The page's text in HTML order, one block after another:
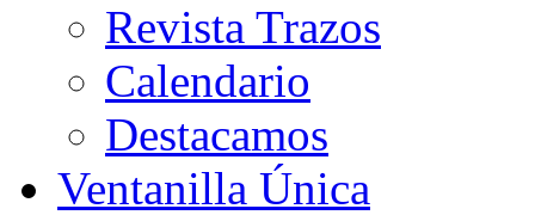
Revista Trazos
Calendario
Destacamos
Ventanilla Única